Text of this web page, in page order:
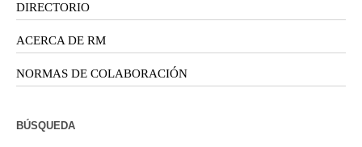
DIRECTORIO
ACERCA DE RM
NORMAS DE COLABORACIÓN
BÚSQUEDA